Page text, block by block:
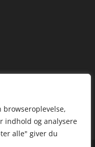
indhold og analysere
alle" giver du